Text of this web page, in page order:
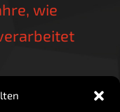
wie